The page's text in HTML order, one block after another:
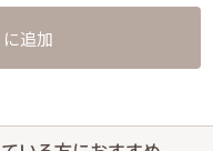
追加